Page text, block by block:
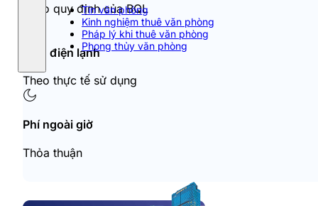
Tin văn phòng
Kinh nghiệm thuê văn phòng
Pháp lý khi thuê văn phòng
Phong thủy văn phòng
Theo quy định của BQL
Tiền điện lạnh
Theo thực tế sử dụng
Phí ngoài giờ
Thỏa thuận